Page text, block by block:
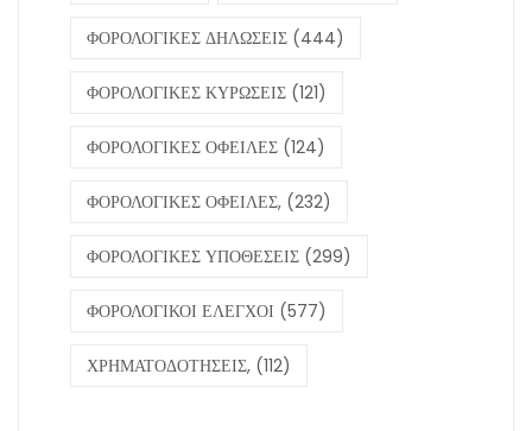
ΦΟΡΟΛΟΓΙΚΕΣ ΔΗΛΩΣΕΙΣ (444)
ΦΟΡΟΛΟΓΙΚΕΣ ΚΥΡΩΣΕΙΣ (121)
ΦΟΡΟΛΟΓΙΚΕΣ ΟΦΕΙΛΕΣ (124)
ΦΟΡΟΛΟΓΙΚΕΣ ΟΦΕΙΛΕΣ, (232)
ΦΟΡΟΛΟΓΙΚΕΣ ΥΠΟΘΕΣΕΙΣ (299)
ΦΟΡΟΛΟΓΙΚΟΙ ΕΛΕΓΧΟΙ (577)
ΧΡΗΜΑΤΟΔΟΤΗΣΕΙΣ, (112)